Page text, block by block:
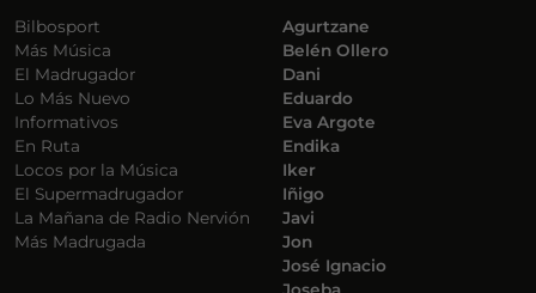
Bilbosport
Más Música
El Madrugador
Lo Más Nuevo
Informativos
En Ruta
Locos por la Música
El Supermadrugador
La Mañana de Radio Nervión
Más Madrugada
Agurtzane
Belén Ollero
Dani
Eduardo
Eva Argote
Endika
Iker
Iñigo
Javi
Jon
José Ignacio